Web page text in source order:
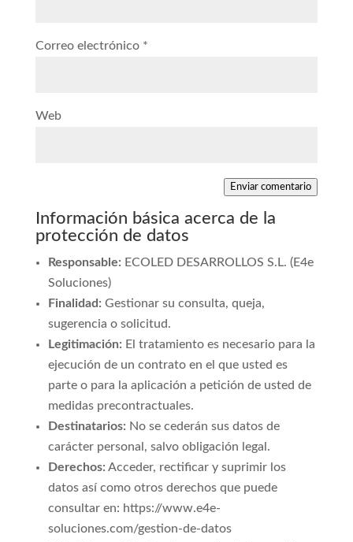
Correo electrónico *
Web
Enviar comentario
Información básica acerca de la
protección de datos
Responsable: ECOLED DESARROLLOS S.L. (E4e
Soluciones)
Finalidad: Gestionar su consulta, queja,
sugerencia o solicitud.
Legitimación: El tratamiento es necesario para la
ejecución de un contrato en el que usted es
parte o para la aplicación a petición de usted de
medidas precontractuales.
Destinatarios: No se cederán sus datos de
carácter personal, salvo obligación legal.
Derechos: Acceder, rectificar y suprimir los
datos así como otros derechos que puede
consultar en: https://www.e4e-
soluciones.com/gestion-de-datos